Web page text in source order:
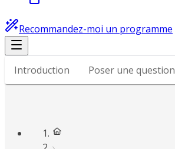
Recommandez-moi un programme
Introduction Poser une question